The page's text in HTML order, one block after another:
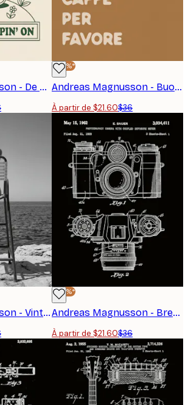
Andreas Magnusson - De beaux jours à venir Affiche
-40%*
Andreas Magnusson - Buongiorno Tasse à Café Affiche
À partir de $21.60$36
Andreas Magnusson - Vintage Ocean Watcher Poster
-40%*
Andreas Magnusson - Brevet de Caméra Vintage Affiche
À partir de $21.60$36